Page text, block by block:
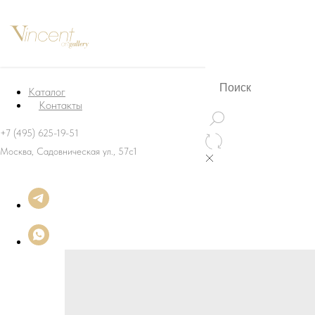
Каталог
Контакты
+7 (495) 625-19-51
Москва, Садовническая ул., 57с1